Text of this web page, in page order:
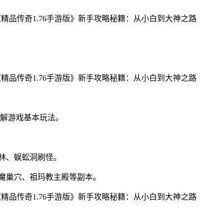
游戏基本玩法。
、蜈蚣洞刷怪。
穴、祖玛教主殿等副本。